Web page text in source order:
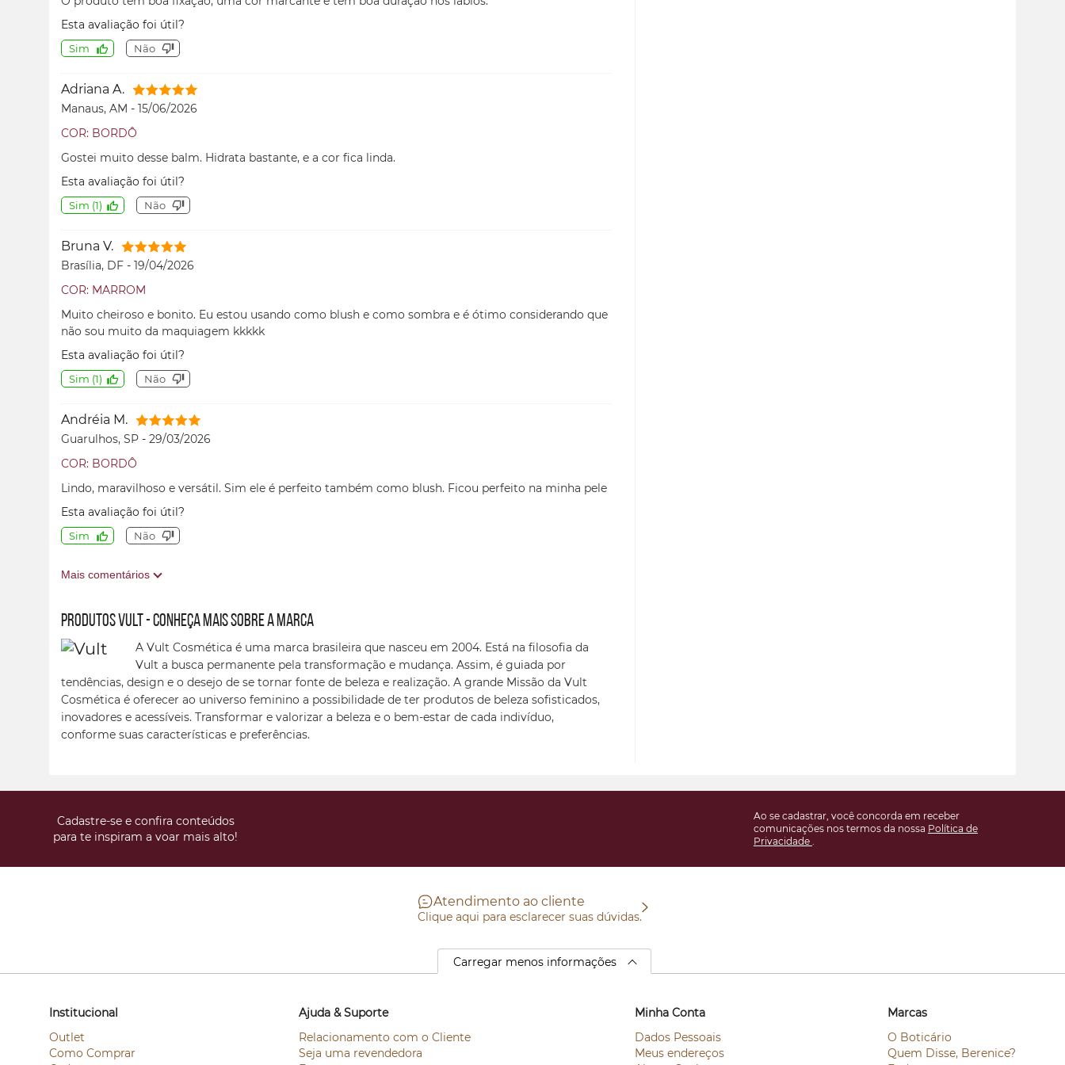
Esta avaliação foi útil?
Sim Não
Adriana A.
Manaus, AM - 15/06/2026
COR: BORDÔ
Gostei muito desse balm. Hidrata bastante, e a cor fica linda.
Esta avaliação foi útil?
Sim (1) Não
Bruna V.
Brasília, DF - 19/04/2026
COR: MARROM
Muito cheiroso e bonito. Eu estou usando como blush e como sombra e é ótimo considerando que
não sou muito da maquiagem kkkkk
Esta avaliação foi útil?
Sim (1) Não
Andréia M.
Guarulhos, SP - 29/03/2026
COR: BORDÔ
Lindo, maravilhoso e versátil. Sim ele é perfeito também como blush. Ficou perfeito na minha pele
Esta avaliação foi útil?
Sim Não
Mais comentários
Produtos Vult - conheça mais sobre a marca
A Vult Cosmética é uma marca brasileira que nasceu em 2004. Está na filosofia da
Vult a busca permanente pela transformação e mudança. Assim, é guiada por
tendências, design e o desejo de se tornar fonte de beleza e realização. A grande Missão da Vult
Cosmética é oferecer ao universo feminino a possibilidade de ter produtos de beleza sofisticados,
inovadores e acessíveis. Transformar e valorizar a beleza e o bem-estar de cada indivíduo,
conforme suas características e preferências.
Cadastre-se e confira conteúdos
para te inspiram a voar mais alto!
Ao se cadastrar, você concorda em receber
comunicações nos termos da nossa Política de
Privacidade .
Atendimento ao cliente
Clique aqui para esclarecer suas dúvidas.
Carregar menos informações
Institucional
Outlet
Como Comprar
Ajuda & Suporte
Relacionamento com o Cliente
Seja uma revendedora
Minha Conta
Dados Pessoais
Meus endereços
Marcas
O Boticário
Quem Disse, Berenice?